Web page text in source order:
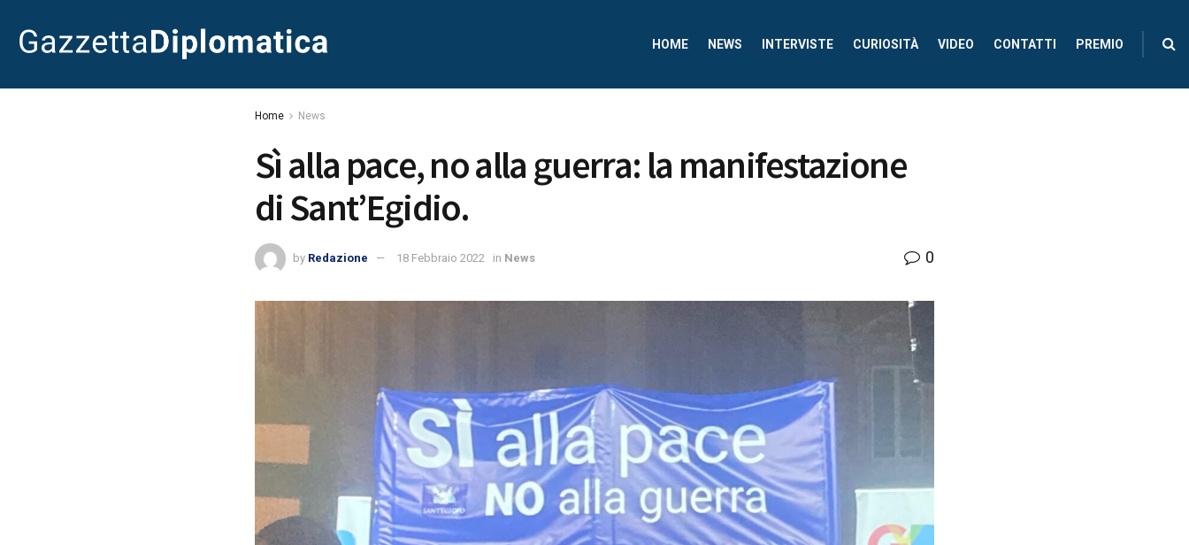
HOME NEWS INTERVISTE CURIOSITÀ VIDEO CONTATTI PREMIO
Home News
Sì alla pace, no alla guerra: la manifestazione
di Sant’Egidio.
by Redazione 18 Febbraio 2022 in News 0